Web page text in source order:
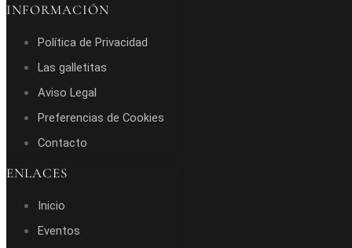
INFORMACIÓN
Política de Privacidad
Las galletitas
Aviso Legal
Preferencias de Cookies
Contacto
ENLACES
Inicio
Eventos